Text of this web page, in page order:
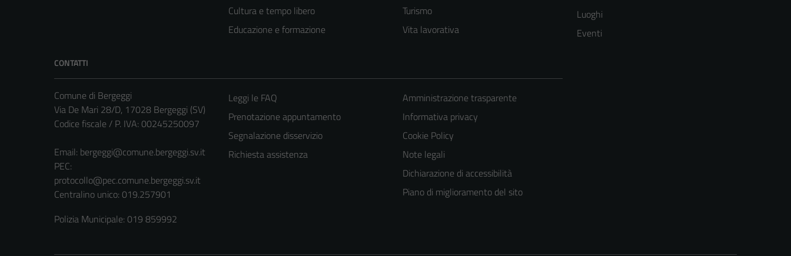
Cultura e tempo libero
Educazione e formazione
Turismo
Vita lavorativa
Luoghi
Eventi
CONTATTI
Comune di Bergeggi
Via De Mari 28/D, 17028 Bergeggi (SV)
Codice fiscale / P. IVA: 00245250097
Email: bergeggi@comune.bergeggi.sv.it
PEC:
protocollo@pec.comune.bergeggi.sv.it
Centralino unico: 019.257901
Polizia Municipale: 019 859992
Leggi le FAQ
Prenotazione appuntamento
Segnalazione disservizio
Richiesta assistenza
Amministrazione trasparente
Informativa privacy
Cookie Policy
Note legali
Dichiarazione di accessibilità
Piano di miglioramento del sito
Tecnici
Questi cookie
sono necessari
possono